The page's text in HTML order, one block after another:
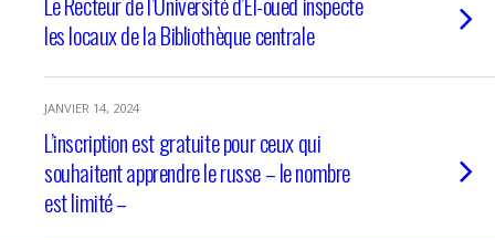
les locaux de la Bibliothèque centrale
JANVIER 14, 2024
L’inscription est gratuite pour ceux qui
souhaitent apprendre le russe – le nombre
est limité –